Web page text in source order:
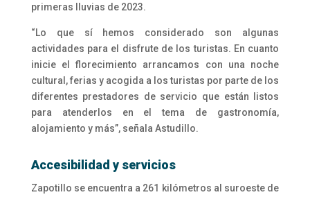
primeras lluvias de 2023.
“Lo que sí hemos considerado son algunas
actividades para el disfrute de los turistas. En cuanto
inicie el florecimiento arrancamos con una noche
cultural, ferias y acogida a los turistas por parte de los
diferentes prestadores de servicio que están listos
para atenderlos en el tema de gastronomía,
alojamiento y más”, señala Astudillo.
Accesibilidad y servicios
Zapotillo se encuentra a 261 kilómetros al suroeste de